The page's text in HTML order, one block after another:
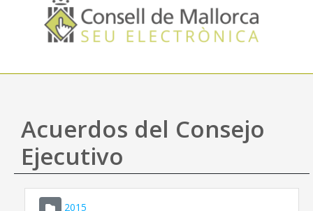
Consejo de Mallorca
Acceso y seguridad
Utilidades
Mapa web
Ayuda
Acuerdos del Consejo
Ejecutivo
2015